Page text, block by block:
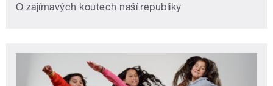
O zajímavých koutech naší republiky